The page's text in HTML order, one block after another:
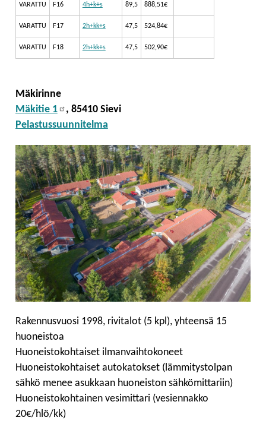
VARATTU F16 4h+k+s 89,5 888,51€
VARATTU F17 2h+kk+s 47,5 524,84€
VARATTU F18 2h+kk+s 47,5 502,90€
Mäkirinne
Mäkitie 1
, 85410 Sievi
Pelastussuunnitelma
Rakennusvuosi 1998, rivitalot (5 kpl), yhteensä 15
huoneistoa
Huoneistokohtaiset ilmanvaihtokoneet
Huoneistokohtaiset autokatokset (lämmitystolpan
sähkö menee asukkaan huoneiston sähkömittariin)
Huoneistokohtainen vesimittari (vesiennakko
20€/hlö/kk)